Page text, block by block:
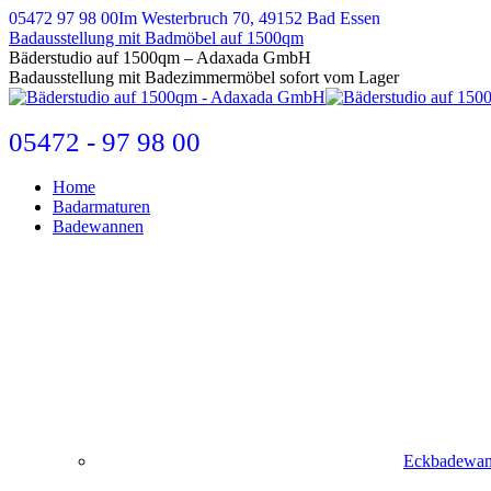
Zum
Inhalt
springen
05472 97 98 00Im Westerbruch 70, 49152 Bad Essen
Badausstellung mit Badmöbel auf 1500qm
E-
Mail
page
in
new
Bäderstudio auf 1500qm – Adaxada GmbH
Badausstellung mit Badezimmermöbel sofort vom Lager
05472 - 97 98 00
Home
Badarmaturen
Badewannen